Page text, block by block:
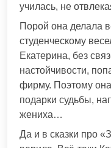
училась, не
Порой она делала
студенческому
Екатерина, без
настойчивости,
фирму. Поэтому
подарки судьбы,
жениха…
Да и в сказки про